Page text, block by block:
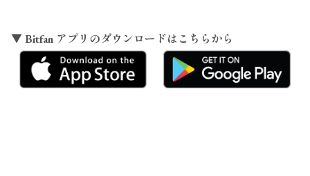
▼ Bitfan アプリのダウンロードはこちらから